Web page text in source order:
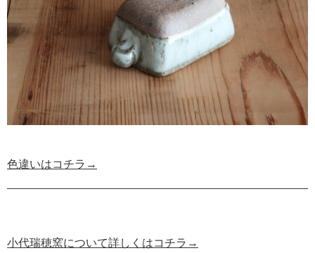
色違いはコチラ→
小代瑞穂窯について詳しくはコチラ→